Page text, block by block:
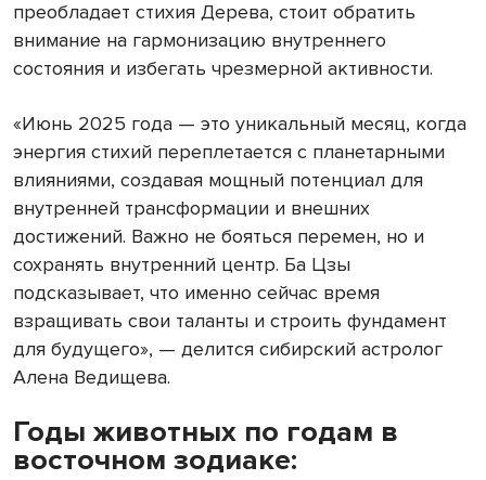
преобладает стихия Дерева, стоит обратить
внимание на гармонизацию внутреннего
состояния и избегать чрезмерной активности.
«Июнь 2025 года — это уникальный месяц, когда
энергия стихий переплетается с планетарными
влияниями, создавая мощный потенциал для
внутренней трансформации и внешних
достижений. Важно не бояться перемен, но и
сохранять внутренний центр. Ба Цзы
подсказывает, что именно сейчас время
взращивать свои таланты и строить фундамент
для будущего», — делится сибирский астролог
Алена Ведищева.
Годы животных по годам в
восточном зодиаке: